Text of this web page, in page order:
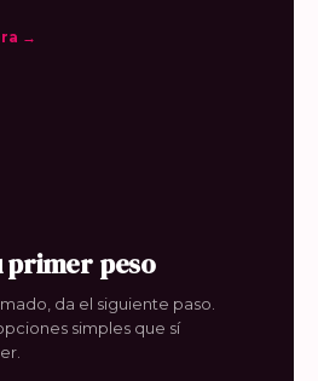
→
peso
da el siguiente paso.
simples que sí